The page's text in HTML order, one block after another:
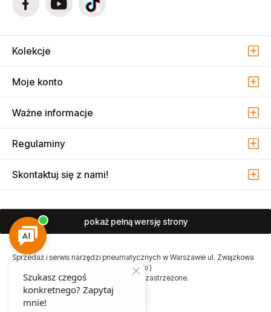
Kolekcje
Moje konto
Ważne informacje
Regulaminy
Skontaktuj się z nami!
pokaż pełną wersję strony
Sprzedaż i serwis narzędzi pneumatycznych w Warszawie ul. Związkowa
15, 04-522 Warszawa ( Marysin Wawerski )
© 2026 Atmo Sp. z o.o. Wszelkie prawa zastrzeżone.
Sklep internetowy Shoper Premium